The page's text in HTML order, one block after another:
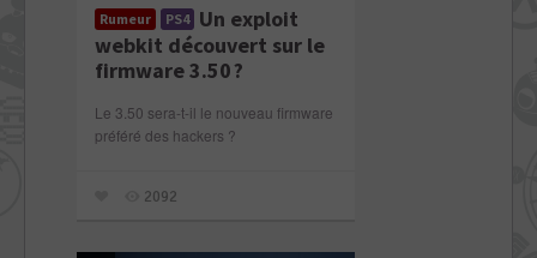
Rumeur PS4 Un exploit
webkit découvert sur le
firmware 3.50 ?
Le 3.50 sera-t-il le nouveau firmware
préféré des hackers ?
2092